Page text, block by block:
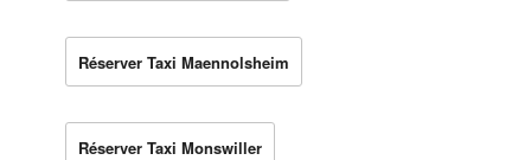
Réserver Taxi Maennolsheim
Réserver Taxi Monswiller